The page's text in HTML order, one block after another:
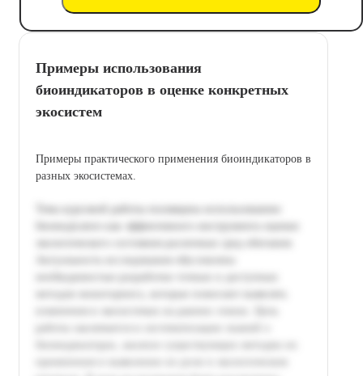
Примеры использования
биоиндикаторов в оценке конкретных
экосистем
Примеры практического применения биоиндикаторов в
разных экосистемах.